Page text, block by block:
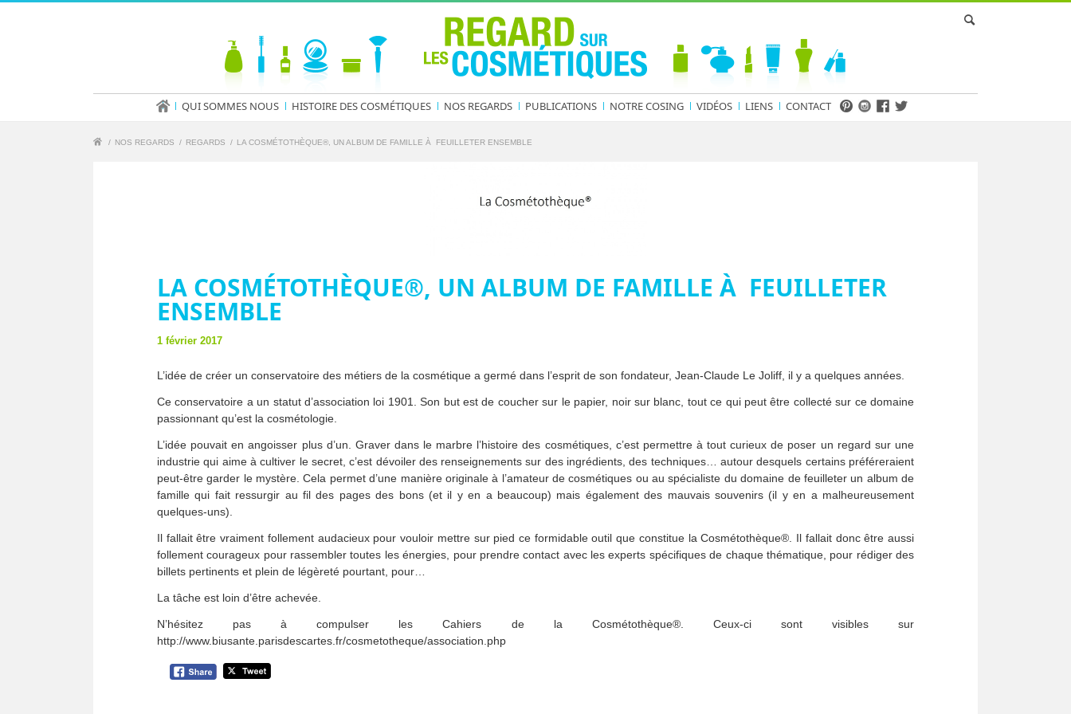
QUI SOMMES NOUS HISTOIRE DES COSMÉTIQUES NOS REGARDS PUBLICATIONS NOTRE COSING VIDÉOS LIENS CONTACT
/ NOS REGARDS / REGARDS / LA COSMÉTOTHÈQUE®, UN ALBUM DE FAMILLE À FEUILLETER ENSEMBLE
LA COSMÉTOTHÈQUE®, UN ALBUM DE FAMILLE À FEUILLETER
ENSEMBLE
1 février 2017
L’idée de créer un conservatoire des métiers de la cosmétique a germé dans l’esprit de son fondateur, Jean-Claude Le Joliff, il y a quelques années.
Ce conservatoire a un statut d’association loi 1901. Son but est de coucher sur le papier, noir sur blanc, tout ce qui peut être collecté sur ce domaine
passionnant qu’est la cosmétologie.
L’idée pouvait en angoisser plus d’un. Graver dans le marbre l’histoire des cosmétiques, c’est permettre à tout curieux de poser un regard sur une
industrie qui aime à cultiver le secret, c’est dévoiler des renseignements sur des ingrédients, des techniques… autour desquels certains préféreraient
peut-être garder le mystère. Cela permet d’une manière originale à l’amateur de cosmétiques ou au spécialiste du domaine de feuilleter un album de
famille qui fait ressurgir au fil des pages des bons (et il y en a beaucoup) mais également des mauvais souvenirs (il y en a malheureusement
quelques-uns).
Il fallait être vraiment follement audacieux pour vouloir mettre sur pied ce formidable outil que constitue la Cosmétothèque®. Il fallait donc être aussi
follement courageux pour rassembler toutes les énergies, pour prendre contact avec les experts spécifiques de chaque thématique, pour rédiger des
billets pertinents et plein de légèreté pourtant, pour…
La tâche est loin d’être achevée.
N’hésitez pas à compulser les Cahiers de la Cosmétothèque®. Ceux-ci sont visibles sur
http://www.biusante.parisdescartes.fr/cosmetotheque/association.php